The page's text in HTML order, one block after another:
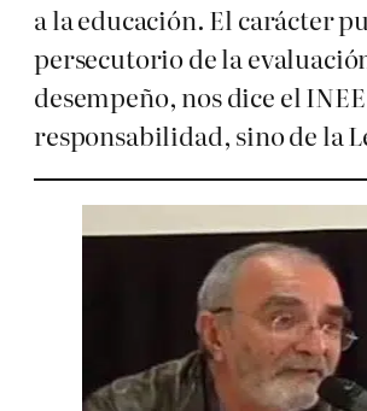
a la educación. El carácter
persecutorio de la
desempeño, nos dice el
responsabilidad, sino de la